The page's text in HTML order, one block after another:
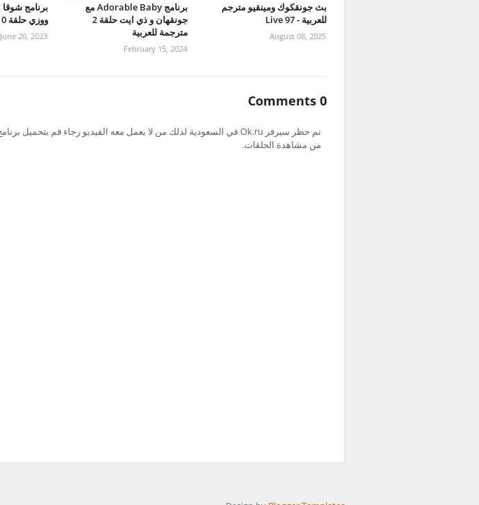
بث جونقكوك ومينقيو مترجم
للعربية - 97 Live
August 08, 2025
برنامج Adorable Baby مع
جونقهان و ذي ايت حلقة 2
مترجمة للعربية
February 15, 2024
ووزي حلقة 10 مترجمة للعربية
June 20, 2023
0 Comments
من مشاهدة الحلقات.